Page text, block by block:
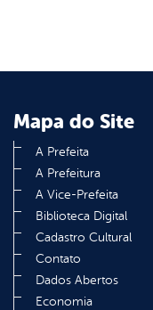
Mapa do Site
A Prefeita
A Prefeitura
A Vice-Prefeita
Biblioteca Digital
Cadastro Cultural
Contato
Dados Abertos
Economia